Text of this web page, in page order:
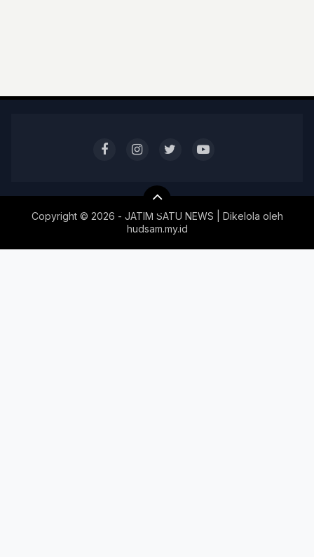
Copyright © 2026 - JATIM SATU NEWS | Dikelola oleh
hudsam.my.id